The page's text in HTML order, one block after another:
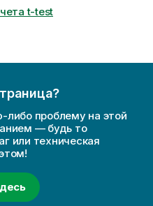
t-test
либо проблему на этой
— будь то
или техническая